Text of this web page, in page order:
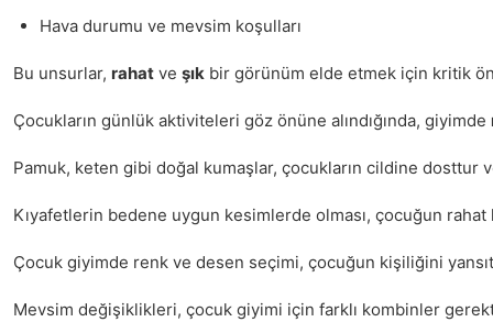
Hava durumu ve mevsim koşulları
Bu unsurlar, rahat ve şık bir görünüm elde etmek için kritik
Çocukların günlük aktiviteleri göz önüne alındığında, giyimde
Pamuk, keten gibi doğal kumaşlar, çocukların cildine
Kıyafetlerin bedene uygun kesimlerde olması, çocuğun
Çocuk giyimde renk ve desen seçimi, çocuğun kişiliğini
Mevsim değişiklikleri, çocuk giyimi için farklı kombinler